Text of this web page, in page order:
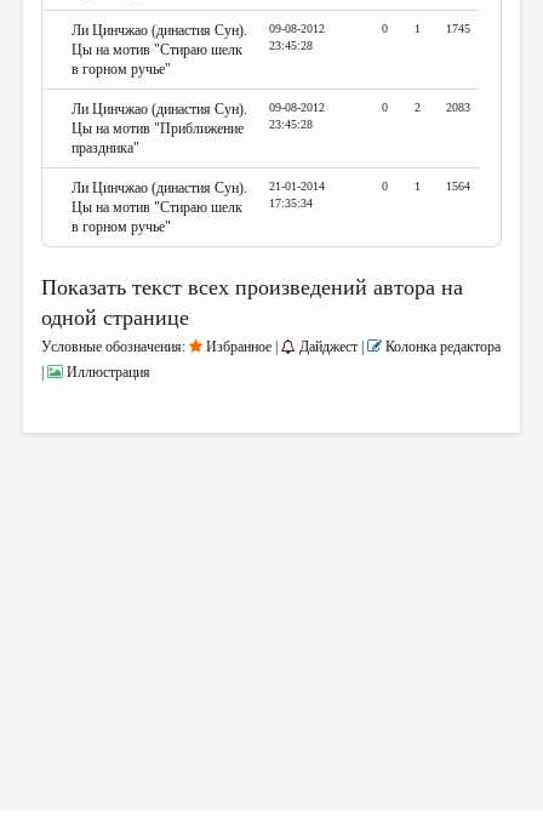
ЦИКЛЫ ПУБЛИКАЦИЙ
ТРЕДИАКОВСКИЙ
МЕДИА
ВКОНТАКТЕ
Ли Цинчжао (династия Сун).
Цы на мотив "Стираю шелк
в горном ручье"
09-08-2012
23:45:28
0 1 1745
Ли Цинчжао (династия Сун).
Цы на мотив "Приближение
праздника"
09-08-2012
23:45:28
0 2 2083
Ли Цинчжао (династия Сун).
Цы на мотив "Стираю шелк
в горном ручье"
21-01-2014
17:35:34
0 1 1564
Показать текст всех произведений автора на
одной странице
Условные обозначения: Избранное | Дайджест |
Колонка редактора
Иллюстрация